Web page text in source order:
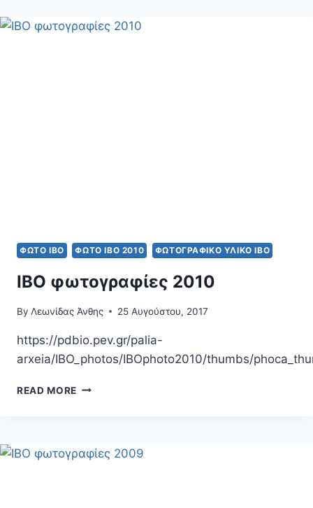
ΦΩΤΟ IBO ΦΩΤΟ ΙΒΟ 2010 ΦΩΤΟΓΡΑΦΙΚΌ ΥΛΙΚΌ ΙΒΟ
IBO φωτογραφίες 2010
By Λεωνίδας Άνθης 25 Αυγούστου, 2017
https://pdbio.pev.gr/palia-
arxeia/IBO_photos/IBOphoto2010/thumbs/
READ MORE IBO